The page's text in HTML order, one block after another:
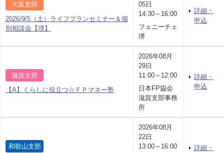
大阪支部
2026/9/5（土）ライフプランセミナー＆個
別相談会【堺】
05日
14:30～16:00
フェニーチェ
堺
詳細・
申込
滋賀支部
【A】くらしに役立つ☆ＦＰマネー塾
2026年08月
29日
11:00～12:00
日本FP協会
滋賀支部事務
所
詳細・
申込
和歌山支部
2026年08月
22日
13:00～16:00
詳細・